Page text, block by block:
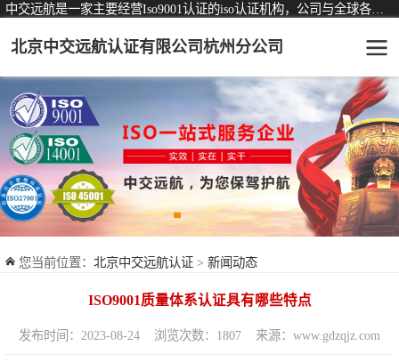
北京中交远航认证有限公司杭州分公司
您当前位置： 北京中交远航认证 > 新闻动态
ISO9001质量体系认证具有哪些特点
发布时间：2023-08-24 浏览次数：1807 来源：www.gdzqjz.com
认证服务 可从事认证业务一览表
ISO9001质量管理体系认证
ISO14001环境管理体系认证
ISO45001职业健康安全管理体系认证
交通运输服务认证
ISO27001信息安全管理体系认证